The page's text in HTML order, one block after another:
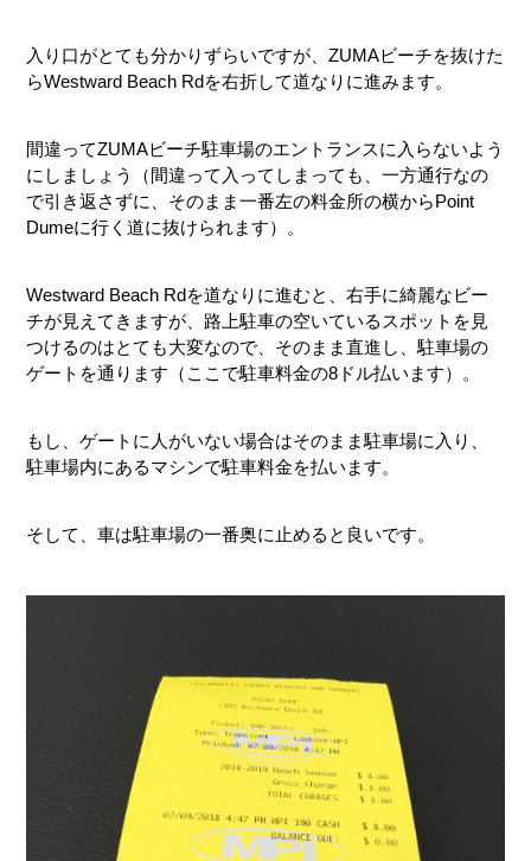
入り口がとても分かりずらいですが、ZUMAビーチを抜けた
らWestward Beach Rdを右折して道なりに進みます。
間違ってZUMAビーチ駐車場のエントランスに入らないよう
にしましょう（間違って入ってしまっても、一方通行なの
で引き返さずに、そのまま一番左の料金所の横からPoint
Dumeに行く道に抜けられます）。
Westward Beach Rdを道なりに進むと、右手に綺麗なビー
チが見えてきますが、路上駐車の空いているスポットを見
つけるのはとても大変なので、そのまま直進し、駐車場の
ゲートを通ります（ここで駐車料金の8ドル払います）。
もし、ゲートに人がいない場合はそのまま駐車場に入り、
駐車場内にあるマシンで駐車料金を払います。
そして、車は駐車場の一番奥に止めると良いです。